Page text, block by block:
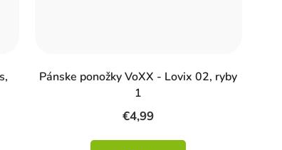
Pánske ponožky VoXX - Lovix 02, ryby
1
€4,99